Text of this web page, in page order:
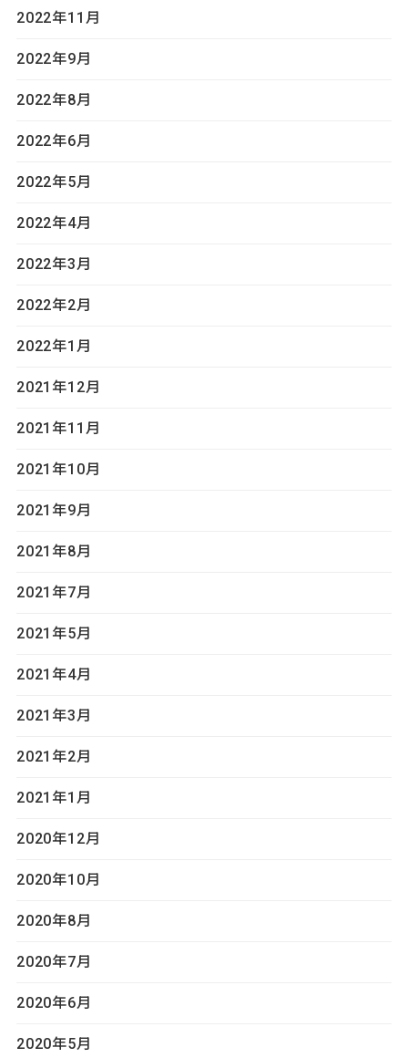
2022年11月
2022年9月
2022年8月
2022年6月
2022年5月
2022年4月
2022年3月
2022年2月
2022年1月
2021年12月
2021年11月
2021年10月
2021年9月
2021年8月
2021年7月
2021年5月
2021年4月
2021年3月
2021年2月
2021年1月
2020年12月
2020年10月
2020年8月
2020年7月
2020年6月
2020年5月